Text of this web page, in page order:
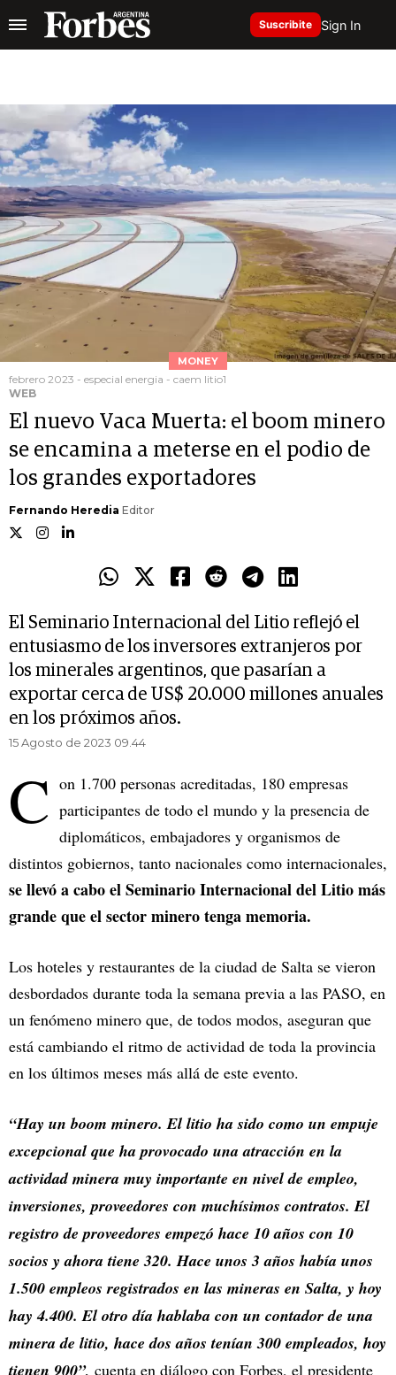
Suscribite Sign In
MONEY
febrero 2023 - especial energia - caem litio1
WEB
El nuevo Vaca Muerta: el boom minero
se encamina a meterse en el podio de
los grandes exportadores
Fernando Heredia Editor
El Seminario Internacional del Litio reflejó el
entusiasmo de los inversores extranjeros por
los minerales argentinos, que pasarían a
exportar cerca de US$ 20.000 millones anuales
en los próximos años.
15 Agosto de 2023 09.44
C on 1.700 personas acreditadas, 180 empresas
participantes de todo el mundo y la presencia de
diplomáticos, embajadores y organismos de
distintos gobiernos, tanto nacionales como internacionales,
se llevó a cabo el Seminario Internacional del Litio más
grande que el sector minero tenga memoria.
Los hoteles y restaurantes de la ciudad de Salta se vieron
desbordados durante toda la semana previa a las PASO, en
un fenómeno minero que, de todos modos, aseguran que
está cambiando el ritmo de actividad de toda la provincia
en los últimos meses más allá de este evento.
“Hay un boom minero. El litio ha sido como un empuje
excepcional que ha provocado una atracción en la
actividad minera muy importante en nivel de empleo,
inversiones, proveedores con muchísimos contratos. El
registro de proveedores empezó hace 10 años con 10
socios y ahora tiene 320. Hace unos 3 años había unos
1.500 empleos registrados en las mineras en Salta, y hoy
hay 4.400. El otro día hablaba con un contador de una
minera de litio, hace dos años tenían 300 empleados, hoy
tienen 900”, cuenta en diálogo con Forbes, el presidente